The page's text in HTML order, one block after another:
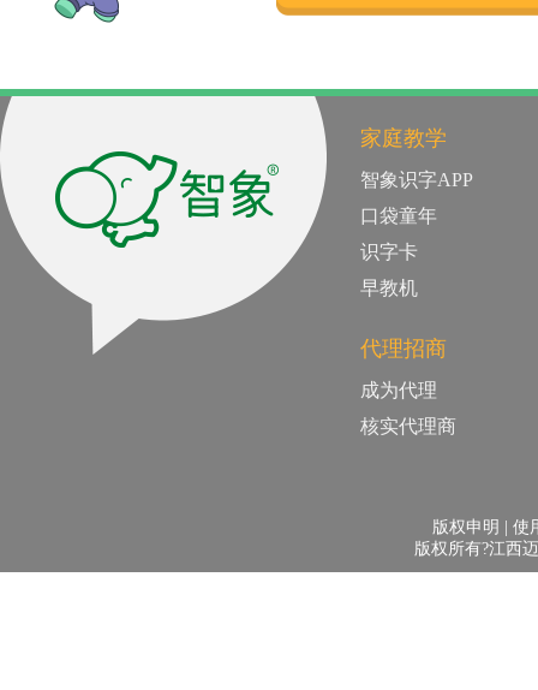
家庭教学
智象识字APP
口袋童年
识字卡
早教机
代理招商
成为代理
核实代理商
版权申明 | 使
版权所有?江西